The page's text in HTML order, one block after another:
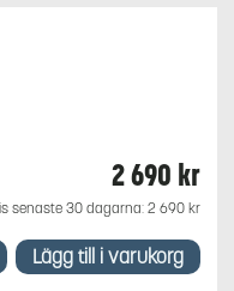
2 690 kr
senaste 30 dagarna: 2 690 kr
Lägg till i varukorg